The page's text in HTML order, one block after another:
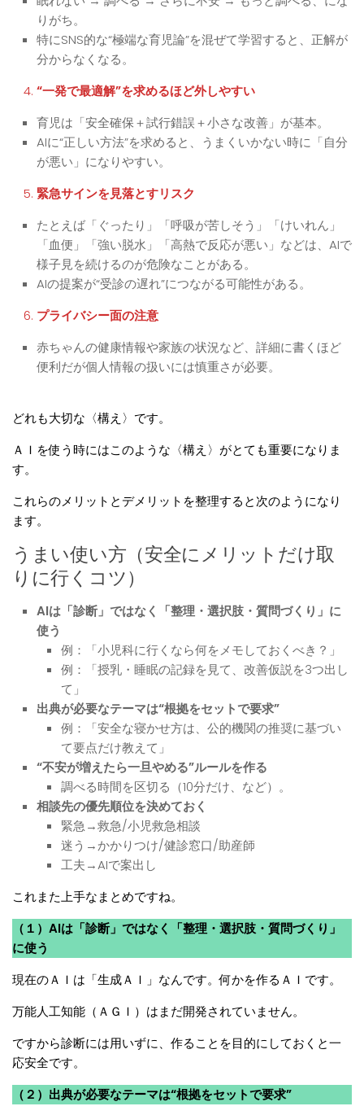
りがち。
特にSNS的な“極端な育児論”を混ぜて学習すると、正解が
分からなくなる。
“一発で最適解”を求めるほど外しやすい
育児は「安全確保＋試行錯誤＋小さな改善」が基本。
AIに“正しい方法”を求めると、うまくいかない時に「自分
が悪い」になりやすい。
緊急サインを見落とすリスク
たとえば「ぐったり」「呼吸が苦しそう」「けいれん」
「血便」「強い脱水」「高熱で反応が悪い」などは、AIで
様子見を続けるのが危険なことがある。
AIの提案が“受診の遅れ”につながる可能性がある。
プライバシー面の注意
赤ちゃんの健康情報や家族の状況など、詳細に書くほど
便利だが個人情報の扱いには慎重さが必要。
どれも大切な〈構え〉です。
ＡＩを使う時にはこのような〈構え〉がとても重要になりま
す。
これらのメリットとデメリットを整理すると次のようになり
ます。
うまい使い方（安全にメリットだけ取
りに行くコツ）
AIは「診断」ではなく「整理・選択肢・質問づくり」に
使う
例：「小児科に行くなら何をメモしておくべき？」
例：「授乳・睡眠の記録を見て、改善仮説を3つ出し
て」
出典が必要なテーマは“根拠をセットで要求”
例：「安全な寝かせ方は、公的機関の推奨に基づい
て要点だけ教えて」
“不安が増えたら一旦やめる”ルールを作る
調べる時間を区切る（10分だけ、など）。
相談先の優先順位を決めておく
緊急→救急/小児救急相談
迷う→かかりつけ/健診窓口/助産師
工夫→AIで案出し
これまた上手なまとめですね。
（１）AIは「診断」ではなく「整理・選択肢・質問づくり」
に使う
現在のＡＩは「生成ＡＩ」なんです。何かを作るＡＩです。
万能人工知能（ＡＧＩ）はまだ開発されていません。
ですから診断には用いずに、作ることを目的にしておくと一
応安全です。
（２）出典が必要なテーマは“根拠をセットで要求”